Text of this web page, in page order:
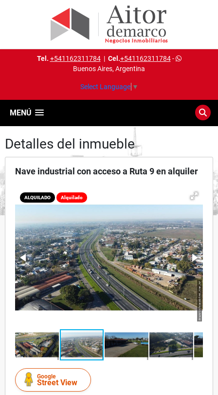
Tel. +541162311784| Cel.+541162311784-
Buenos Aires, Argentina
Select Language ▼
MENÚ
Detalles del inmueble
Nave industrial con acceso a Ruta 9 en alquiler
ALQUILADO Alquilado
Google
Street View